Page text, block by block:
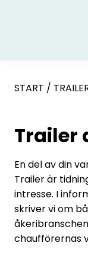
START /
Trailer
En del av din
Trailer är
intresse. I
skriver vi om
chaufförernas